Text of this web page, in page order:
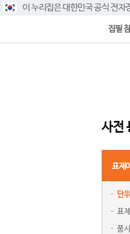
이 누리집은 대한민국 공식 전자
집필
사전
표제
단
표
품